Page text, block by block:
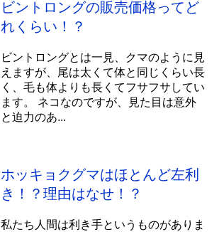
ビントロングの販売価格ってど
れくらい！？
ビントロングとは一見、クマのように見
えますが、尾は太くて体と同じくらい長
く、毛も体よりも長くてフサフサしてい
ます。 ネコなのですが、見た目は意外
と迫力のあ...
ホッキョクグマはほとんど左利
き！？理由はなせ！？
私たち人間は利き手というものがありま